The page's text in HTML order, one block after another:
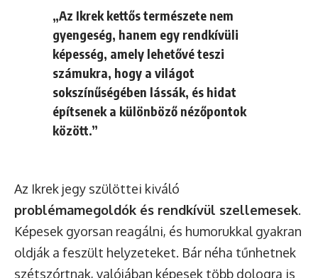
„Az Ikrek kettős természete nem
gyengeség, hanem egy rendkívüli
képesség, amely lehetővé teszi
számukra, hogy a világot
sokszínűségében lássák, és hidat
építsenek a különböző nézőpontok
között.”
Az Ikrek jegy szülöttei kiváló
problémamegoldók és rendkívül szellemesek.
Képesek gyorsan reagálni, és humorukkal gyakran
oldják a feszült helyzeteket. Bár néha tűnhetnek
szétszórtnak, valójában képesek több dologra is